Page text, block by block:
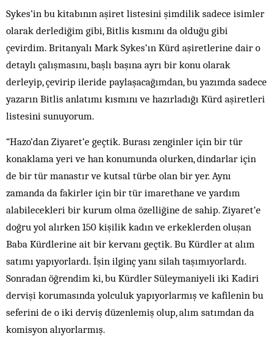
Sykes’in bu kitabının aşiret listesini şimdilik sadece isimler
olarak derlediğim gibi, Bitlis kısmını da olduğu gibi
çevirdim. Britanyalı Mark Sykes’ın Kürd aşiretlerine dair o
detaylı çalışmasını, başlı başına ayrı bir konu olarak
derleyip, çevirip ileride paylaşacağımdan, bu yazımda sadece
yazarın Bitlis anlatımı kısmını ve hazırladığı Kürd aşiretleri
listesini sunuyorum.
“Hazo’dan Ziyaret’e geçtik. Burası zenginler için bir tür
konaklama yeri ve han konumunda olurken, dindarlar için
de bir tür manastır ve kutsal türbe olan bir yer. Aynı
zamanda da fakirler için bir tür imarethane ve yardım
alabilecekleri bir kurum olma özelliğine de sahip. Ziyaret’e
doğru yol alırken 150 kişilik kadın ve erkeklerden oluşan
Baba Kürdlerine ait bir kervanı geçtik. Bu Kürdler at alım
satımı yapıyorlardı. İşin ilginç yanı silah taşımıyorlardı.
Sonradan öğrendim ki, bu Kürdler Süleymaniyeli iki Kadiri
dervişi korumasında yolculuk yapıyorlarmış ve kafilenin bu
seferini de o iki derviş düzenlemiş olup, alım satımdan da
komisyon alıyorlarmış.